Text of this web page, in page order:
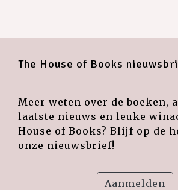
The House of Books
Meer weten over de boeken,
laatste nieuws en leuke
House of Books? Blijf op de
onze nieuwsbrief!
Aanmelden